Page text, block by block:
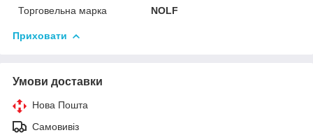
Торговельна марка
NOLF
Приховати
Умови доставки
Нова Пошта
Самовивіз